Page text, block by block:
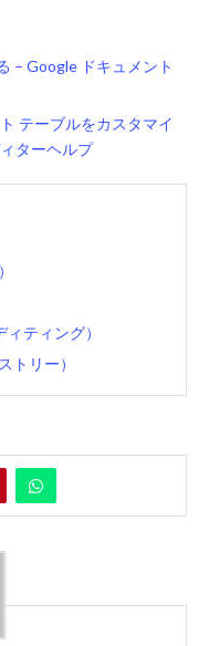
– Google ドキュメント
テーブルをカスタマイ
ターヘルプ
ティング）
トリー）